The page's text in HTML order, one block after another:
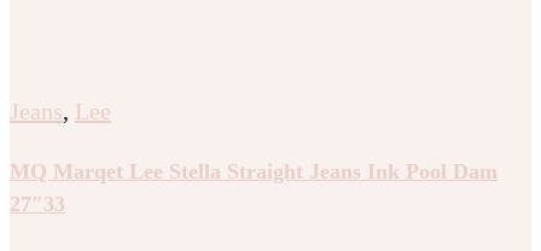
Jeans, Lee
MQ Marqet Lee Stella Straight Jeans Ink Pool Dam
27″33